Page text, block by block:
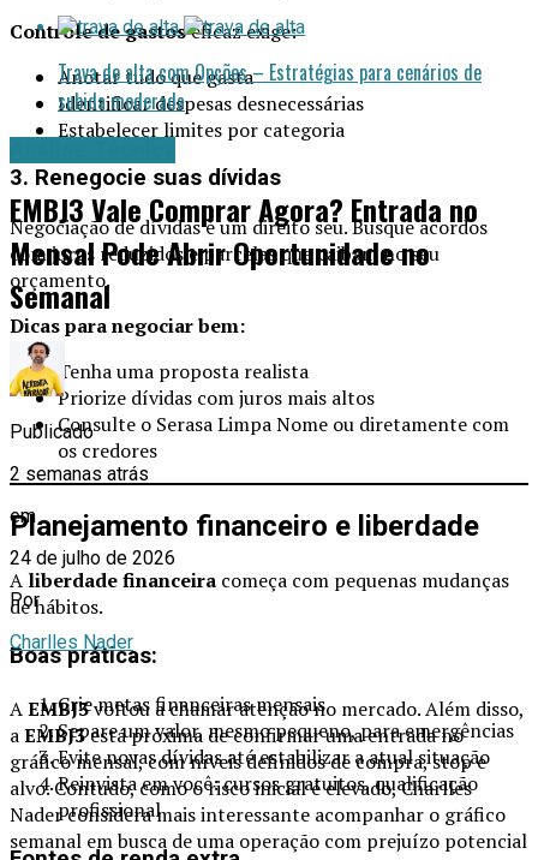
Controle de gastoseficaz exige:
Anotar tudo que gasta
Identificar despesas desnecessárias
Estabelecer limites por categoria
3. Renegocie suas dívidas
Negociação de dívidas é um direito seu. Busque acordos
com juros reduzidos e parcelas que caibam no seu
orçamento.
Dicas para negociar bem:
Tenha uma proposta realista
Priorize dívidas com juros mais altos
Consulte o Serasa Limpa Nome ou diretamente com
os credores
Planejamento financeiro e liberdade
A liberdade financeira começa com pequenas mudanças
de hábitos.
Boas práticas:
Crie metas financeiras mensais
Separe um valor, mesmo pequeno, para emergências
Evite novas dívidas até estabilizar a atual situação
Reinvista em você: cursos gratuitos, qualificação
profissional
Trava de alta com Opções – Estratégias para cenários de
subida moderada
EMBJ3 Vale Comprar Agora? Entrada no
Mensal Pode Abrir Oportunidade no
Semanal
Publicado
2 semanas atrás
em
24 de julho de 2026
Por
Charlles Nader
AEMBJ3voltou a chamar atenção no mercado. Além disso,
aEMBJ3está próxima de confirmar uma entrada no
gráfico mensal, com níveis definidos de compra, stop e
alvo. Contudo, como o risco inicial é elevado, Charlles
Nader considera mais interessante acompanhar o gráfico
semanal em busca de uma operação com prejuízo potencial